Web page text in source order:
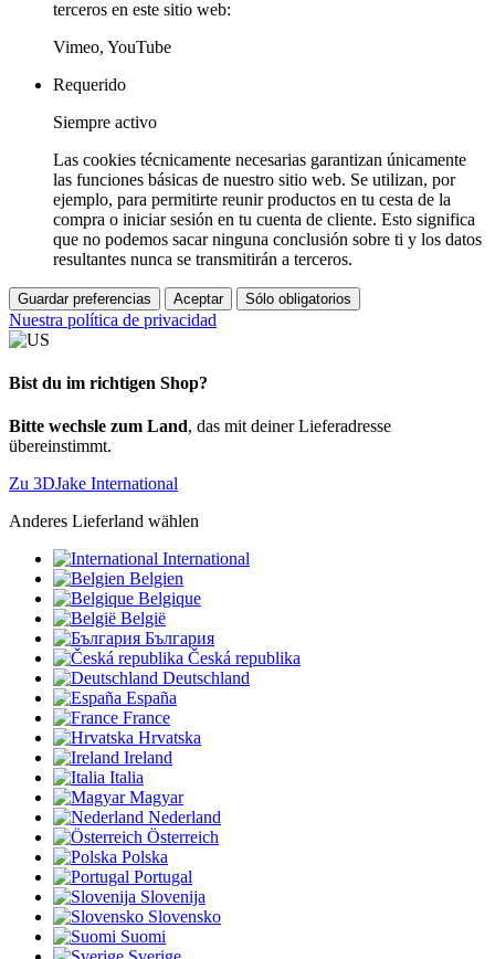
terceros en este sitio web:
Vimeo, YouTube
Requerido
Siempre activo
Las cookies técnicamente necesarias garantizan únicamente
las funciones básicas de nuestro sitio web. Se utilizan, por
ejemplo, para permitirte reunir productos en tu cesta de la
compra o iniciar sesión en tu cuenta de cliente. Esto significa
que no podemos sacar ninguna conclusión sobre ti y los datos
resultantes nunca se transmitirán a terceros.
Guardar preferencias Aceptar Sólo obligatorios
Nuestra política de privacidad
Bist du im richtigen Shop?
Bitte wechsle zum Land, das mit deiner Lieferadresse
übereinstimmt.
Zu 3DJake International
Anderes Lieferland wählen
International
Belgien
Belgique
België
България
Česká republika
Deutschland
España
France
Hrvatska
Ireland
Italia
Magyar
Nederland
Österreich
Polska
Portugal
Slovenija
Slovensko
Suomi